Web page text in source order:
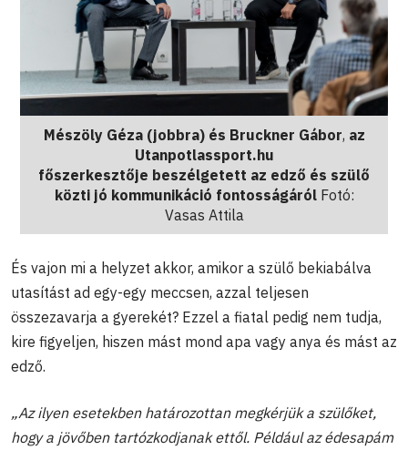
Mészöly Géza (jobbra) és Bruckner Gábor, az
Utanpotlassport.hu
főszerkesztője beszélgetett az edző és szülő
közti jó kommunikáció fontosságárólFotó:
Vasas Attila
És vajon mi a helyzet akkor, amikor a szülő bekiabálva
utasítást ad egy-egy meccsen, azzal teljesen
összezavarja a gyerekét? Ezzel a fiatal pedig nem tudja,
kire figyeljen, hiszen mást mond apa vagy anya és mást az
edző.
„Az ilyen esetekben határozottan megkérjük a szülőket,
hogy a jövőben tartózkodjanak ettől. Például az édesapám